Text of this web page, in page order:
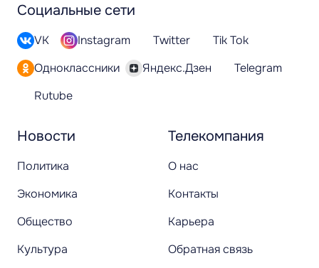
Новости
Политика
Экономика
Общество
Культура
Телекомпания
О нас
Контакты
Карьера
Обратная связь
Социальные сети
VK Instagram Twitter
Tik Tok
Одноклассники
Яндекс.Дзен
Telegram
Rutube